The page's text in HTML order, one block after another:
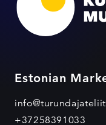
Estonian
+37258391033